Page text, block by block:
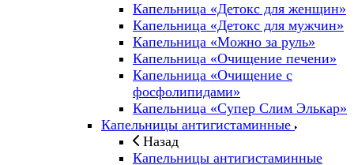
Капельница «Детокс для женщин»
Капельница «Детокс для мужчин»
Капельница «Можно за руль»
Капельница «Очищение печени»
Капельница «Очищение с
фосфолипидами»
Капельница «Супер Слим Элькар»
Капельницы антигистаминные
Назад
Капельницы антигистаминные